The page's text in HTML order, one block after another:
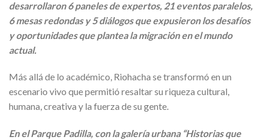
desarrollaron 6 paneles de expertos, 21 eventos paralelos,
6 mesas redondas y 5 diálogos que expusieron los desafíos
y oportunidades que plantea la migración en el mundo
actual.
Más allá de lo académico, Riohacha se transformó en un
escenario vivo que permitió resaltar su riqueza cultural,
humana, creativa y la fuerza de su gente.
En el Parque Padilla, con la galería urbana “Historias que